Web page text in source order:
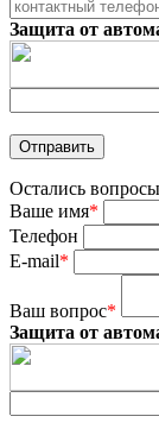
Защита от
Остались
Ваше имя*
Телефон
E-mail*
Ваш вопрос*
Защита от